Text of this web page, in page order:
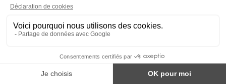
Réservé à l'adulte. Consulter attentivement l'étiquetage des produits avant l'utilisation.